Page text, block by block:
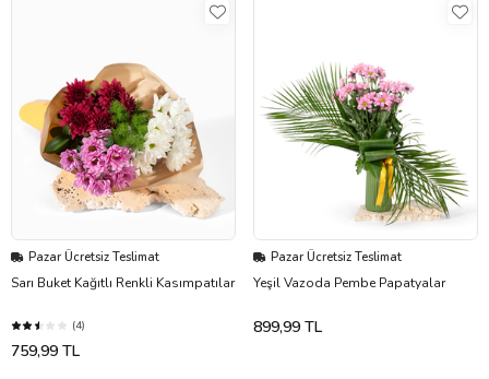
Pazar Ücretsiz Teslimat
Sarı Buket Kağıtlı Renkli Kasımpatılar
(4)
759,99 TL
Pazar Ücretsiz Teslimat
Yeşil Vazoda Pembe Papatyalar
899,99 TL